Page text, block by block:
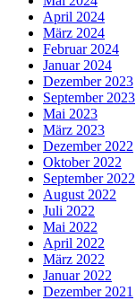
April 2024
März 2024
Februar 2024
Januar 2024
Dezember 2023
September 2023
Mai 2023
März 2023
Dezember 2022
Oktober 2022
September 2022
August 2022
Juli 2022
Mai 2022
April 2022
März 2022
Januar 2022
Dezember 2021